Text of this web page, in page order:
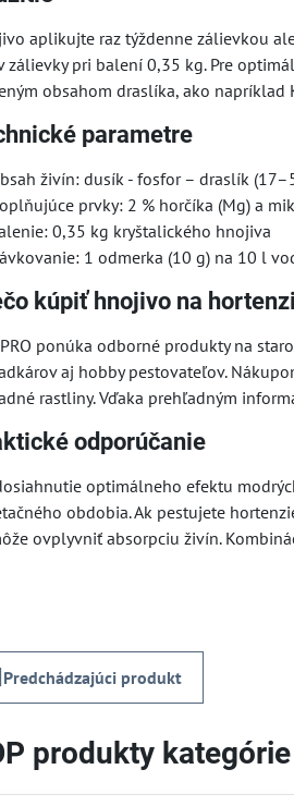
aplikujte raz týždenne zálievkou
zálievky pri balení 0,35 kg. Pre
obsahom draslíka, ako
parametre
živín: dusík - fosfor – draslík
prvky: 2 % horčíka (Mg) a
0,35 kg kryštalického hnojiva
1 odmerka (10 g) na 10 l
kúpiť hnojivo na
ponúka odborné produkty na
aj hobby pestovateľov.
rastliny. Vďaka prehľadným
odporúčanie
optimálneho efektu
obdobia. Ak pestujete
ovplyvniť absorpciu živín.
Predchádzajúci produkt
produkty kategórie